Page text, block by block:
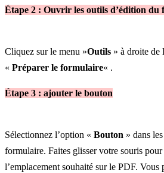
Étape 2 : Ouvrir les outils d’édition du
Cliquez sur le menu »Outils » à droite de
« Préparer le formulaire« .
Étape 3 : ajouter le bouton
Sélectionnez l’option « Bouton » dans
formulaire. Faites glisser votre souris
l’emplacement souhaité sur le PDF. Vous